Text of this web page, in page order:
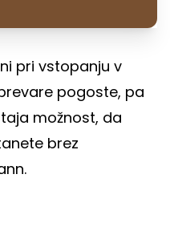
pri vstopanju v
pogoste, pa
možnost, da
brez